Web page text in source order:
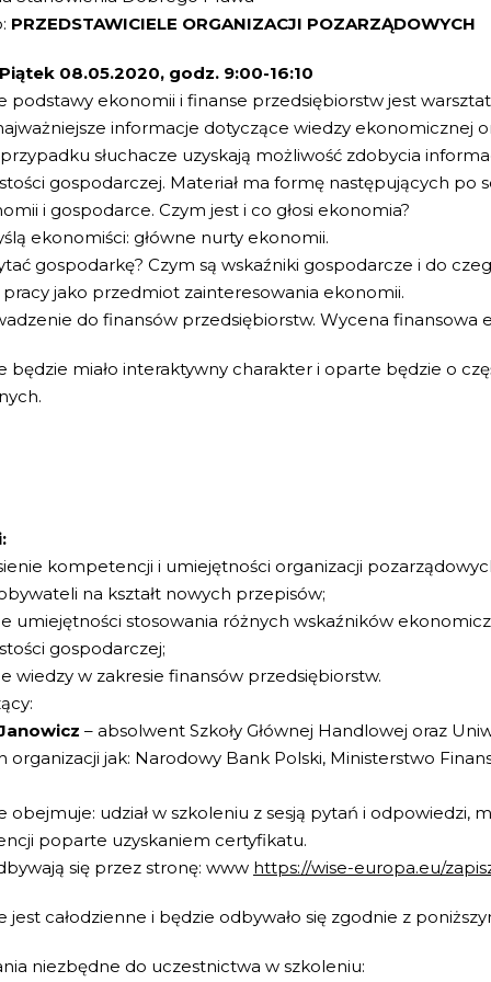
PRZEDSTAWICIELE ORGANIZACJI POZARZĄDOWYCH
08.05.2020, godz. 9:00-16:10
podstawy ekonomii i finanse przedsiębiorstw jest
informacje dotyczące wiedzy ekonomicznej
słuchacze uzyskają możliwość zdobycia
gospodarczej. Materiał ma formę następujących po
i gospodarce. Czym jest i co głosi ekonomia?
ekonomiści: główne nurty ekonomii.
gospodarkę? Czym są wskaźniki gospodarcze i do
pracy jako przedmiot zainteresowania ekonomii.
do finansów przedsiębiorstw. Wycena
będzie miało interaktywny charakter i oparte będzie o
kompetencji i umiejętności organizacji
na kształt nowych przepisów;
umiejętności stosowania różnych wskaźników
gospodarczej;
wiedzy w zakresie finansów przedsiębiorstw.
– absolwent Szkoły Głównej Handlowej oraz
organizacji jak: Narodowy Bank Polski, Ministerstwo
obejmuje: udział w szkoleniu z sesją pytań i odpowiedzi,
poparte uzyskaniem certyfikatu.
się przez stronę: www https://wise-europa.eu/
jest całodzienne i będzie odbywało się zgodnie z
niezbędne do uczestnictwa w szkoleniu: